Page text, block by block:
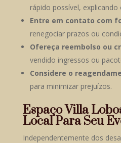
rápido possível,
Entre em contato com
renegociar prazos ou
Ofereça reembolso ou
vendido ingressos ou
Considere o
para minimizar prejuízos.
Espaço Villa
Local Para Seu
Independentemente dos